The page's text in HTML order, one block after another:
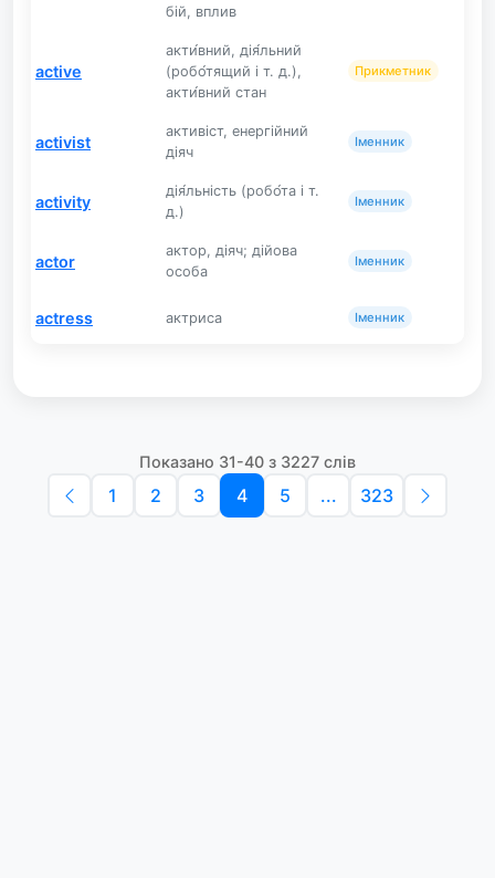
бій, вплив
active
акти́вний, дія́льний
(робо́тящий і т. д.),
акти́вний стан
Прикметник
activist
активіст, енергійний
діяч
Іменник
activity
дія́льність (робо́та і т.
д.)
Іменник
actor
актор, діяч; дійова
особа
Іменник
actress актриса Іменник
Показано 31-40 з 3227 слів
1 2 3 4 5 ... 323